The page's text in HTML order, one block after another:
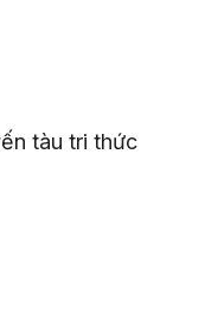
tàu tri thức